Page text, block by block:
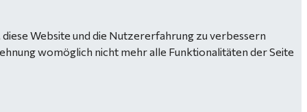
Website und die Nutzererfahrung zu verbessern
womöglich nicht mehr alle Funktionalitäten der Seite